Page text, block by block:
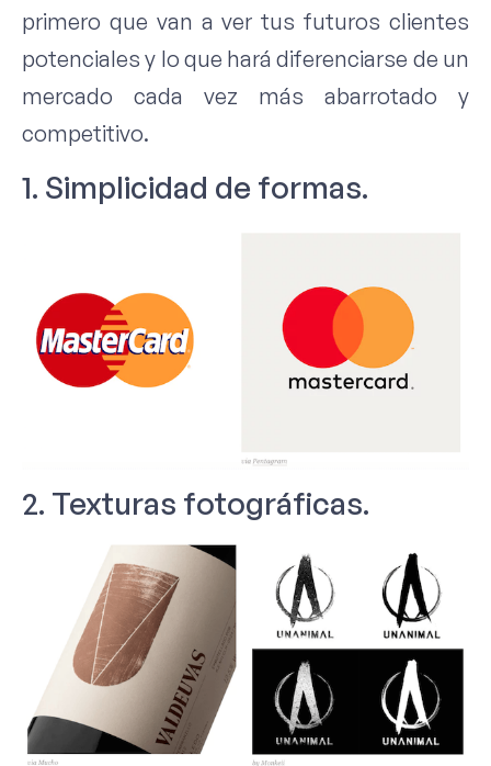
primero que van a ver tus futuros clientes
potenciales y lo que hará diferenciarse de un
mercado cada vez más abarrotado y
competitivo.
1. Simplicidad de formas.
2. Texturas fotográficas.